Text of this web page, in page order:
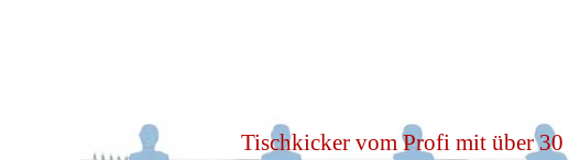
Tischkicker vom Profi mit über 30